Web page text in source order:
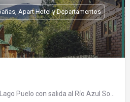
Apart Hotel y Departamentos